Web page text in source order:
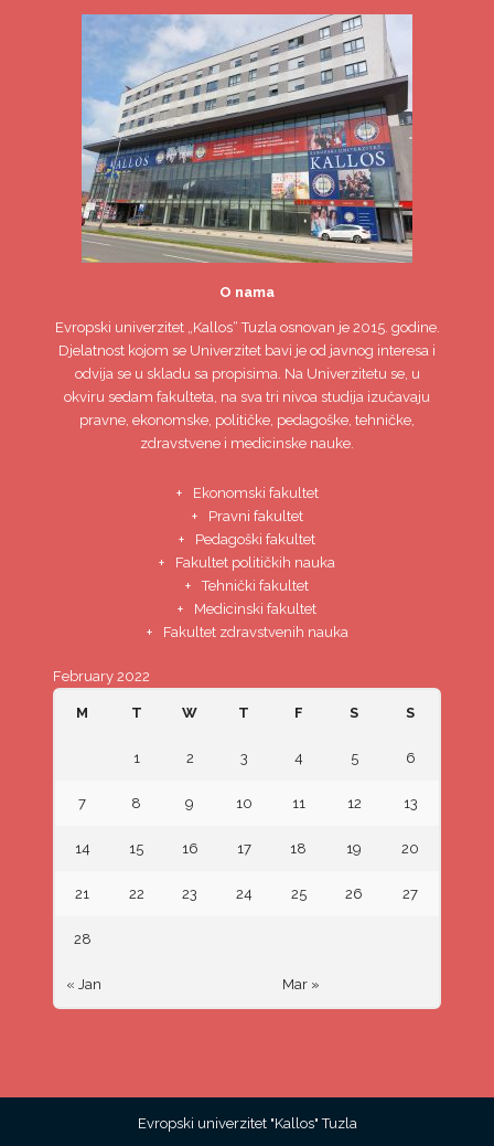
O nama
Evropski univerzitet„Kallos“ Tuzla osnovan je 2015. godine.
Djelatnost kojom se Univerzitet bavi je od javnog interesa i
odvija se u skladu sa propisima. Na Univerzitetu se, u
okviru sedam fakulteta, na sva tri nivoa studija izučavaju
pravne, ekonomske, političke, pedagoške, tehničke,
zdravstvene i medicinske nauke.
Ekonomski fakultet
Pravni fakultet
Pedagoški fakultet
Fakultet političkih nauka
Tehnički fakultet
Medicinski fakultet
Fakultet zdravstvenih nauka
February 2022
M T W T F S S
« Jan Mar »
1 2 3 4 5 6
7 8 9 10 11 12 13
14 15 16 17 18 19 20
21 22 23 24 25 26 27
28
Evropski univerzitet "Kallos" Tuzla